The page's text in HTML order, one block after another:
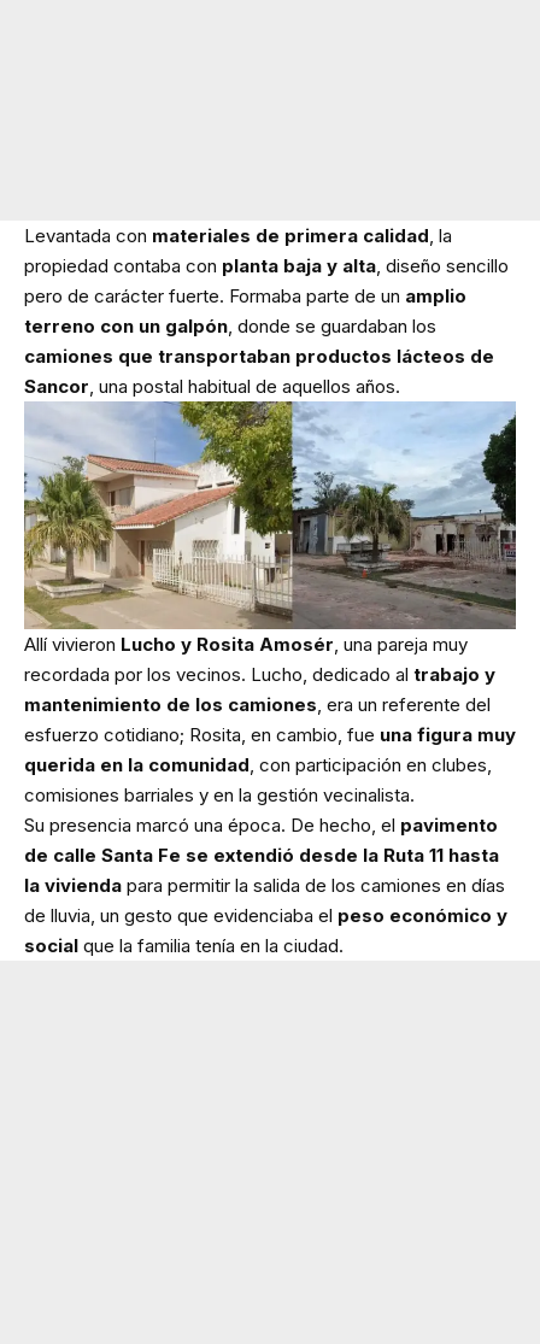
Levantada con materiales de primera calidad , la
propiedad contaba con planta baja y alta , diseño sencillo
pero de carácter fuerte. Formaba parte de un amplio
terreno con un galpón , donde se guardaban los
camiones que transportaban productos lácteos de
Sancor , una postal habitual de aquellos años.
Allí vivieron Lucho y Rosita Amosér, una pareja muy
recordada por los vecinos. Lucho, dedicado al trabajo y
mantenimiento de los camiones, era un referente del
esfuerzo cotidiano; Rosita, en cambio, fue una figura muy
querida en la comunidad, con participación en clubes,
comisiones barriales y en la gestión vecinalista.
Su presencia marcó una época. De hecho, el pavimento
de calle Santa Fe se extendió desde la Ruta 11 hasta
la vivienda para permitir la salida de los camiones en días
de lluvia, un gesto que evidenciaba el peso económico y
social que la familia tenía en la ciudad.